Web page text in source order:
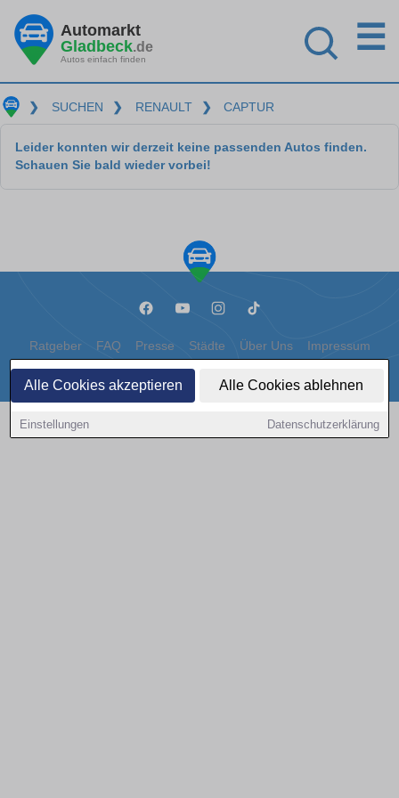
Alle Cookies akzeptieren Alle Cookies ablehnen
Einstellungen Datenschutzerklärung
Automarkt
Gladbeck.de
Autos einfach finden
☰
❯ SUCHEN ❯ RENAULT ❯ CAPTUR
Leider konnten wir derzeit keine passenden Autos finden.
Schauen Sie bald wieder vorbei!
Ratgeber FAQ Presse Städte Über Uns Impressum
Datenschutz Cookies
Copyright © 2000 - 2026 | 1A Infosysteme GmbH | Content by: 1a-sites-autos